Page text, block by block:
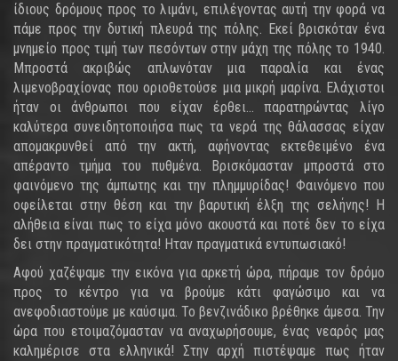
ίδιους δρόμους προς το λιμάνι, επιλέγοντας αυτή την φορά να
πάμε προς την δυτική πλευρά της πόλης. Εκεί βρισκόταν ένα
μνημείο προς τιμή των πεσόντων στην μάχη της πόλης το 1940.
Μπροστά ακριβώς απλωνόταν μια παραλία και ένας
λιμενοβραχίονας που οριοθετούσε μια μικρή μαρίνα. Ελάχιστοι
ήταν οι άνθρωποι που είχαν έρθει... παρατηρώντας λίγο
καλύτερα συνειδητοποιήσα πως τα νερά της θάλασσας είχαν
απομακρυνθεί από την ακτή, αφήνοντας εκτεθειμένο ένα
απέραντο τμήμα του πυθμένα. Βρισκόμασταν μπροστά στο
φαινόμενο της άμπωτης και την πλημμυρίδας! Φαινόμενο που
οφείλεται στην θέση και την βαρυτική έλξη της σελήνης! Η
αλήθεια είναι πως το είχα μόνο ακουστά και ποτέ δεν το είχα
δει στην πραγματικότητα! Ηταν πραγματικά εντυπωσιακό!
Αφού χαζέψαμε την εικόνα για αρκετή ώρα, πήραμε τον δρόμο
προς το κέντρο για να βρούμε κάτι φαγώσιμο και να
ανεφοδιαστούμε με καύσιμα. Το βενζινάδικο βρέθηκε άμεσα. Την
ώρα που ετοιμαζόμασταν να αναχωρήσουμε, ένας νεαρός μας
καλημέρισε στα ελληνικά! Στην αρχή πιστέψαμε πως ήταν